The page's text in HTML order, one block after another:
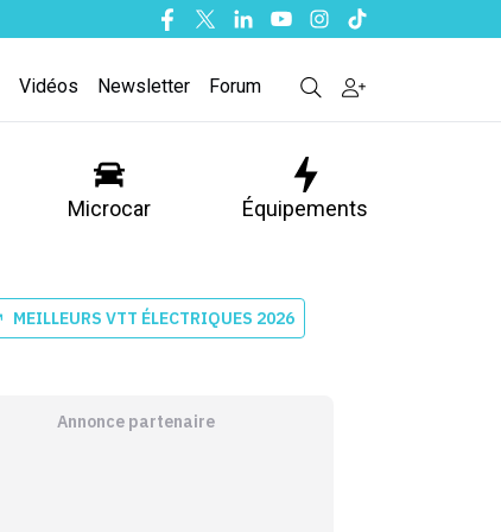
Facebook
TwitterLinkedinYoutubeInstagram
Tiktok
Vidéos Newsletter Forum
Microcar Équipements
MEILLEURS VTT ÉLECTRIQUES 2026
Annonce partenaire